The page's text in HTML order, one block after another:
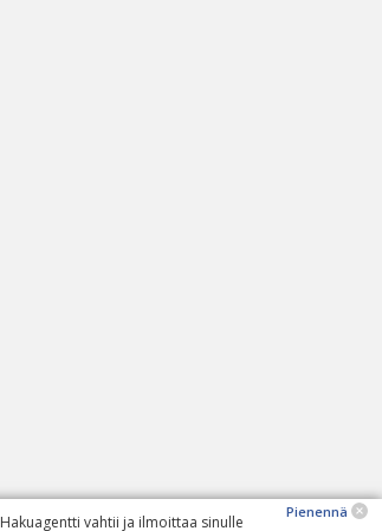
Hakuagentti vahtii ja ilmoittaa sinulle
Pienennä